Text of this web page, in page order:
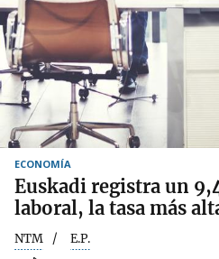
ECONOMÍA
Euskadi registra un
laboral, la tasa más
NTM E.P.